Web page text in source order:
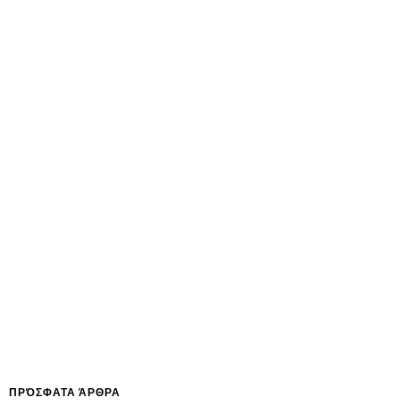
ΠΡΌΣΦΑΤΑ ΆΡΘΡΑ